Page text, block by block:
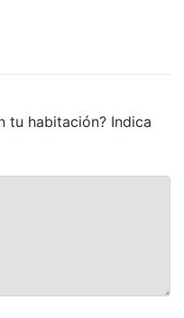
tu habitación? Indica